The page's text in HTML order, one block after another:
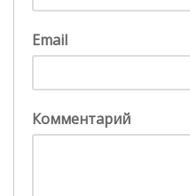
Email
Комментарий